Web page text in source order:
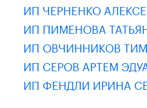
ИП ЧЕРНЕНКО
ИП ПИМЕНОВА
ИП ОВЧИННИКОВ
ИП СЕРОВ АРТЕМ
ИП ФЕНДЛИ ИРИНА